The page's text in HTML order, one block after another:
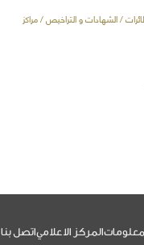
/ الشهادات و التراخيص / مراكز
المركز الاعلامياتصل بنا